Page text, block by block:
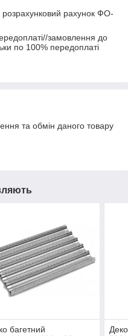
розрахунковий рахунок ФО-
замовлення до
по 100% передоплаті
та обмін даного товару
багетний